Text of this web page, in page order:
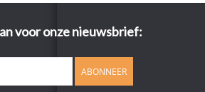
voor onze nieuwsbrief:
ABONNEER